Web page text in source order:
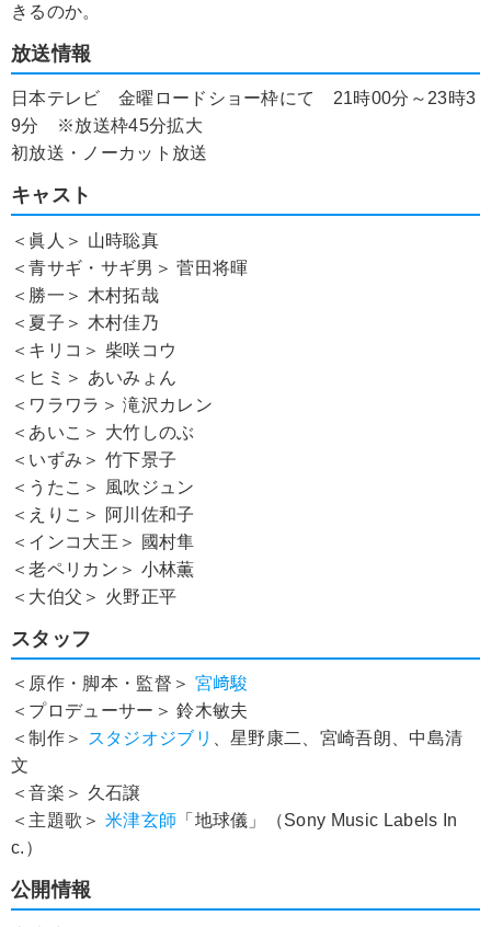
きるのか。
放送情報
日本テレビ 金曜ロードショー枠にて 21時00分～23時3
9分 ※放送枠45分拡大
初放送・ノーカット放送
キャスト
＜眞人＞ 山時聡真
＜青サギ・サギ男＞ 菅田将暉
＜勝一＞ 木村拓哉
＜夏子＞ 木村佳乃
＜キリコ＞ 柴咲コウ
＜ヒミ＞ あいみょん
＜ワラワラ＞ 滝沢カレン
＜あいこ＞ 大竹しのぶ
＜いずみ＞ 竹下景子
＜うたこ＞ 風吹ジュン
＜えりこ＞ 阿川佐和子
＜インコ大王＞ 國村隼
＜老ペリカン＞ 小林薫
＜大伯父＞ 火野正平
スタッフ
＜原作・脚本・監督＞ 宮﨑駿
＜プロデューサー＞ 鈴木敏夫
＜制作＞ スタジオジブリ 、星野康二、宮崎吾朗、中島清
文
＜音楽＞ 久石譲
＜主題歌＞ 米津玄師 「地球儀」（Sony Music Labels In
c.）
公開情報